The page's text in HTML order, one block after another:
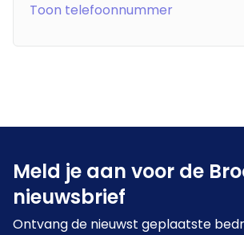
Toon telefoonnummer
Meld je aan voor de
nieuwsbrief
Ontvang de nieuwst geplaatste